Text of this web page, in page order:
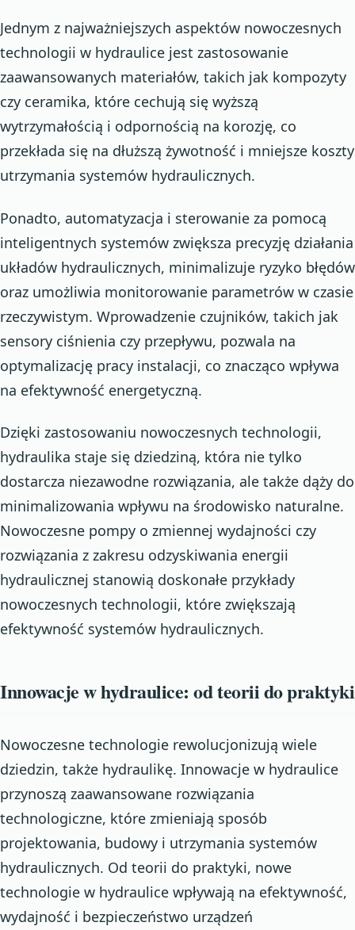
Jednym z najważniejszych aspektów nowoczesnych
technologii w hydraulice jest zastosowanie
zaawansowanych materiałów, takich jak kompozyty
czy ceramika, które cechują się wyższą
wytrzymałością i odpornością na korozję, co
przekłada się na dłuższą żywotność i mniejsze koszty
utrzymania systemów hydraulicznych.
Ponadto, automatyzacja i sterowanie za pomocą
inteligentnych systemów zwiększa precyzję działania
układów hydraulicznych, minimalizuje ryzyko błędów
oraz umożliwia monitorowanie parametrów w czasie
rzeczywistym. Wprowadzenie czujników, takich jak
sensory ciśnienia czy przepływu, pozwala na
optymalizację pracy instalacji, co znacząco wpływa
na efektywność energetyczną.
Dzięki zastosowaniu nowoczesnych technologii,
hydraulika staje się dziedziną, która nie tylko
dostarcza niezawodne rozwiązania, ale także dąży do
minimalizowania wpływu na środowisko naturalne.
Nowoczesne pompy o zmiennej wydajności czy
rozwiązania z zakresu odzyskiwania energii
hydraulicznej stanowią doskonałe przykłady
nowoczesnych technologii, które zwiększają
efektywność systemów hydraulicznych.
Innowacje w hydraulice: od teorii do praktyki
Nowoczesne technologie rewolucjonizują wiele
dziedzin, także hydraulikę. Innowacje w hydraulice
przynoszą zaawansowane rozwiązania
technologiczne, które zmieniają sposób
projektowania, budowy i utrzymania systemów
hydraulicznych. Od teorii do praktyki, nowe
technologie w hydraulice wpływają na efektywność,
wydajność i bezpieczeństwo urządzeń